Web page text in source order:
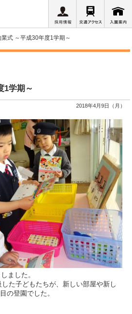
式 ～平成30年度1学期～
1学期～
2018年4月9日（月）
ました。
た子どもたちが、新しい部屋や新し
の登園でした。